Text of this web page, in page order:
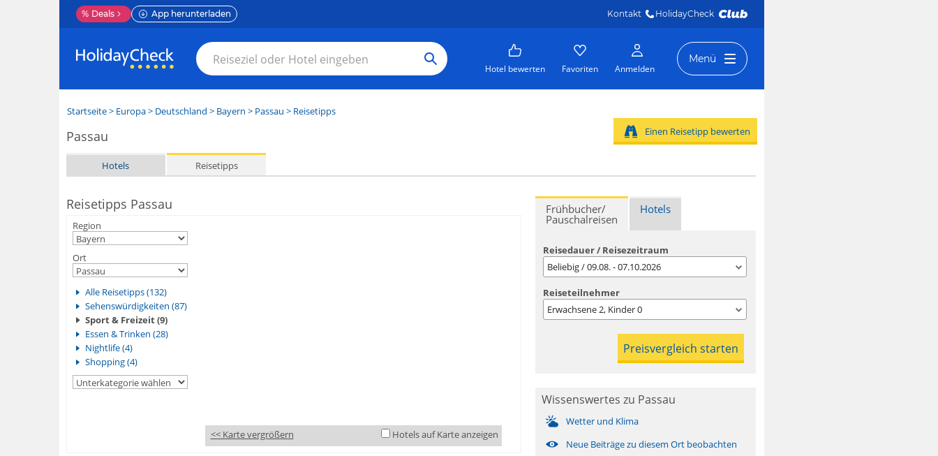
% Deals App herunterladen Kontakt HolidayCheck
Hotel bewerten Favoriten Anmelden
Menü
Startseite> Europa> Deutschland > Bayern > Passau > Reisetipps
Passau
Hotels Reisetipps
Einen Reisetipp bewerten
Reisetipps Passau
Region
Ort
Alle Reisetipps (132)
Sehenswürdigkeiten (87)
Sport & Freizeit (9)
Essen & Trinken (28)
Nightlife (4)
Shopping (4)
<< Karte vergrößern Hotels auf Karte anzeigen
Frühbucher/
Pauschalreisen
Hotels
Reisedauer / Reisezeitraum
Beliebig / 09.08. - 07.10.2026
Reiseteilnehmer
Erwachsene2, Kinder0
Wissenswertes zu Passau
Wetter und Klima
Neue Beiträge zu diesem Ort beobachten